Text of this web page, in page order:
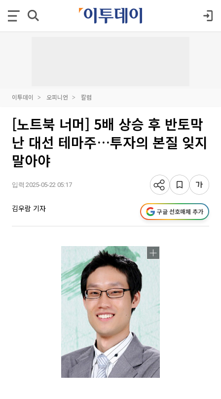
이투데이 오피니언 칼럼
[노트북 너머] 5배 상승 후 반토막
난 대선 테마주…투자의 본질 잊지
말아야
입력 2025-05-22 05:17
김우람 기자 구글 선호매체 추가